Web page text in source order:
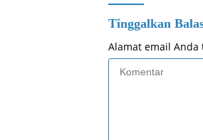
Tinggalkan
Alamat email